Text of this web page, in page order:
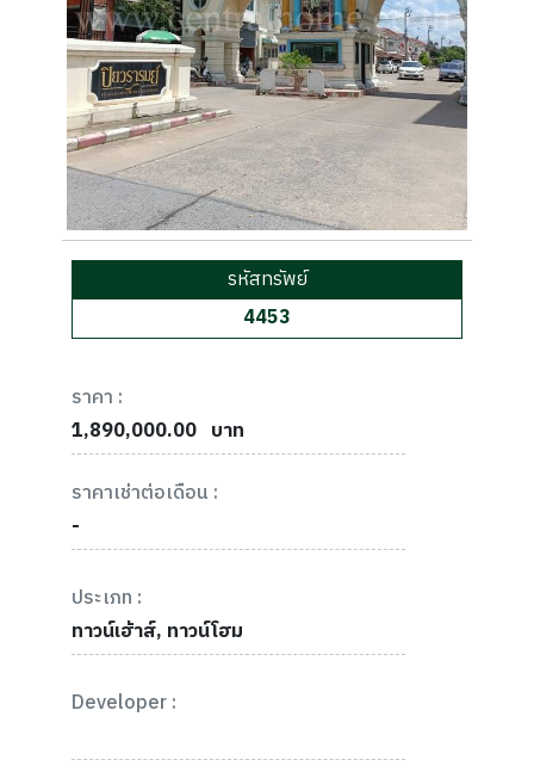
รหัสทรัพย์
4453
ราคา :
1,890,000.00 บาท
ราคาเช่าต่อเดือน :
-
ประเภท :
ทาวน์เฮ้าส์, ทาวน์โฮม
Developer :